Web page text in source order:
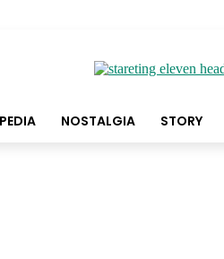
NOSTALGIA STORY